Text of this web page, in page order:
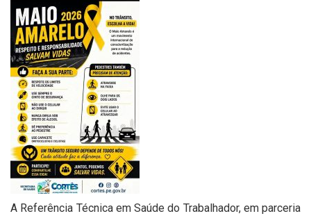
A Referência Técnica em Saúde do Trabalhador, em parceria